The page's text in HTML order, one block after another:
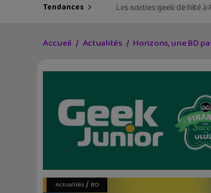
Tendances Les sorties geek de l’été à
Accueil Actualités Horizons, une BD
Actualités/ BD